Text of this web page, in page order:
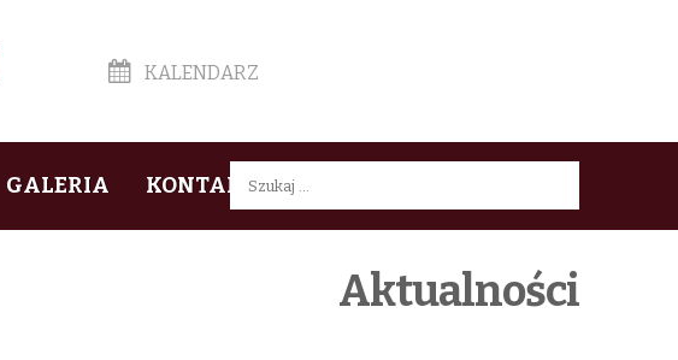
KALENDARZ
GALERIA KONTAKTSzukaj:
Aktualności